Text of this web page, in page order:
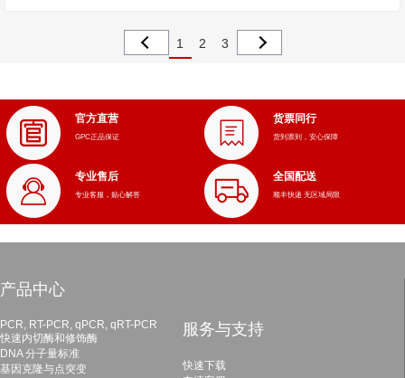
1 2 3
官方直营
GPC正品保证
货票同行
货到票到，安心保障
专业售后
专业客服，贴心解答
全国配送
顺丰快递 无区域局限
产品中心
PCR, RT-PCR, qPCR, qRT-PCR
快速内切酶和修饰酶
DNA 分子量标准
基因克隆与点突变
服务与支持
快速下载